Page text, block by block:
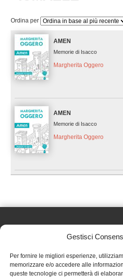
Gestisci
Per fornire le migliori esperienze,
memorizzare e/o accedere alle
queste tecnologie ci permetterà di
Ordina per
AMEN
Memorie di Isacco
Margherita Oggero
AMEN
Memorie di Isacco
Margherita Oggero
Effatà Editrice di Pellegrino
C.F. e P.IVA 09655250018